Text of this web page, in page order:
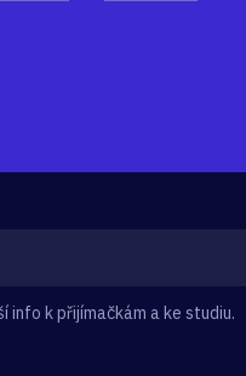
info k přijímačkám a ke studiu.